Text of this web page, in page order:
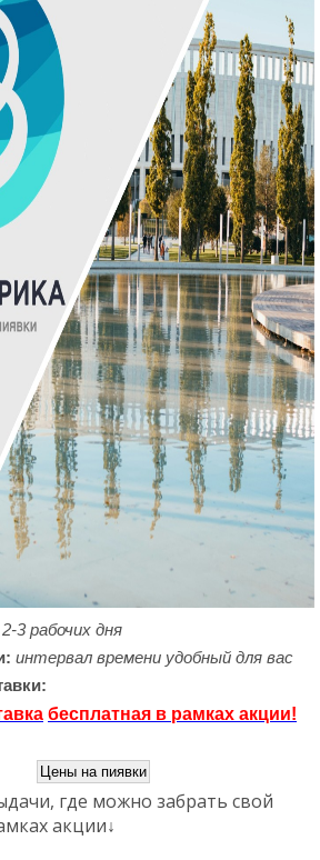
2-3 рабочих дня
интервал времени удобный для вас
бесплатная в рамках акции!
где можно забрать свой
акции↓